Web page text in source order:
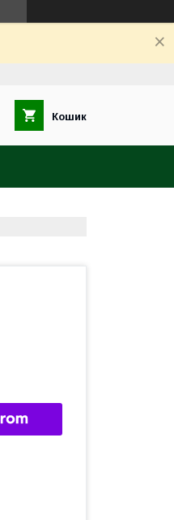
Кошик